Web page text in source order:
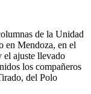
de la Unidad
en Mendoza, en el
el ajuste llevado
los compañeros
del Polo